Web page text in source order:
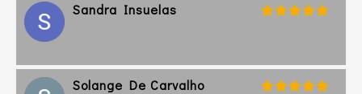
Sandra Insuelas
Solange De Carvalho